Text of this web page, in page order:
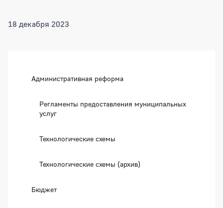
18 декабря 2023
Административная реформа
Регламенты предоставления муниципальных
услуг
Технологические схемы
Технологические схемы (архив)
Бюджет